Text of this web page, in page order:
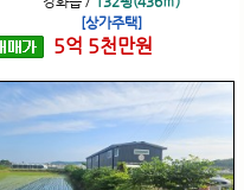
[상가주택]
5억 5천만원